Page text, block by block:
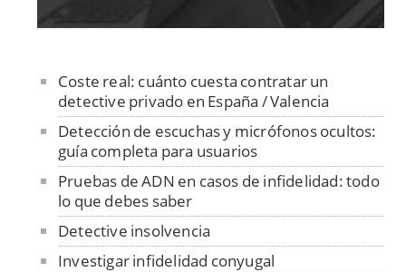
Coste real: cuánto cuesta contratar un
detective privado en España / Valencia
Detección de escuchas y micrófonos ocultos:
guía completa para usuarios
Pruebas de ADN en casos de infidelidad: todo
lo que debes saber
Detective insolvencia
Investigar infidelidad conyugal